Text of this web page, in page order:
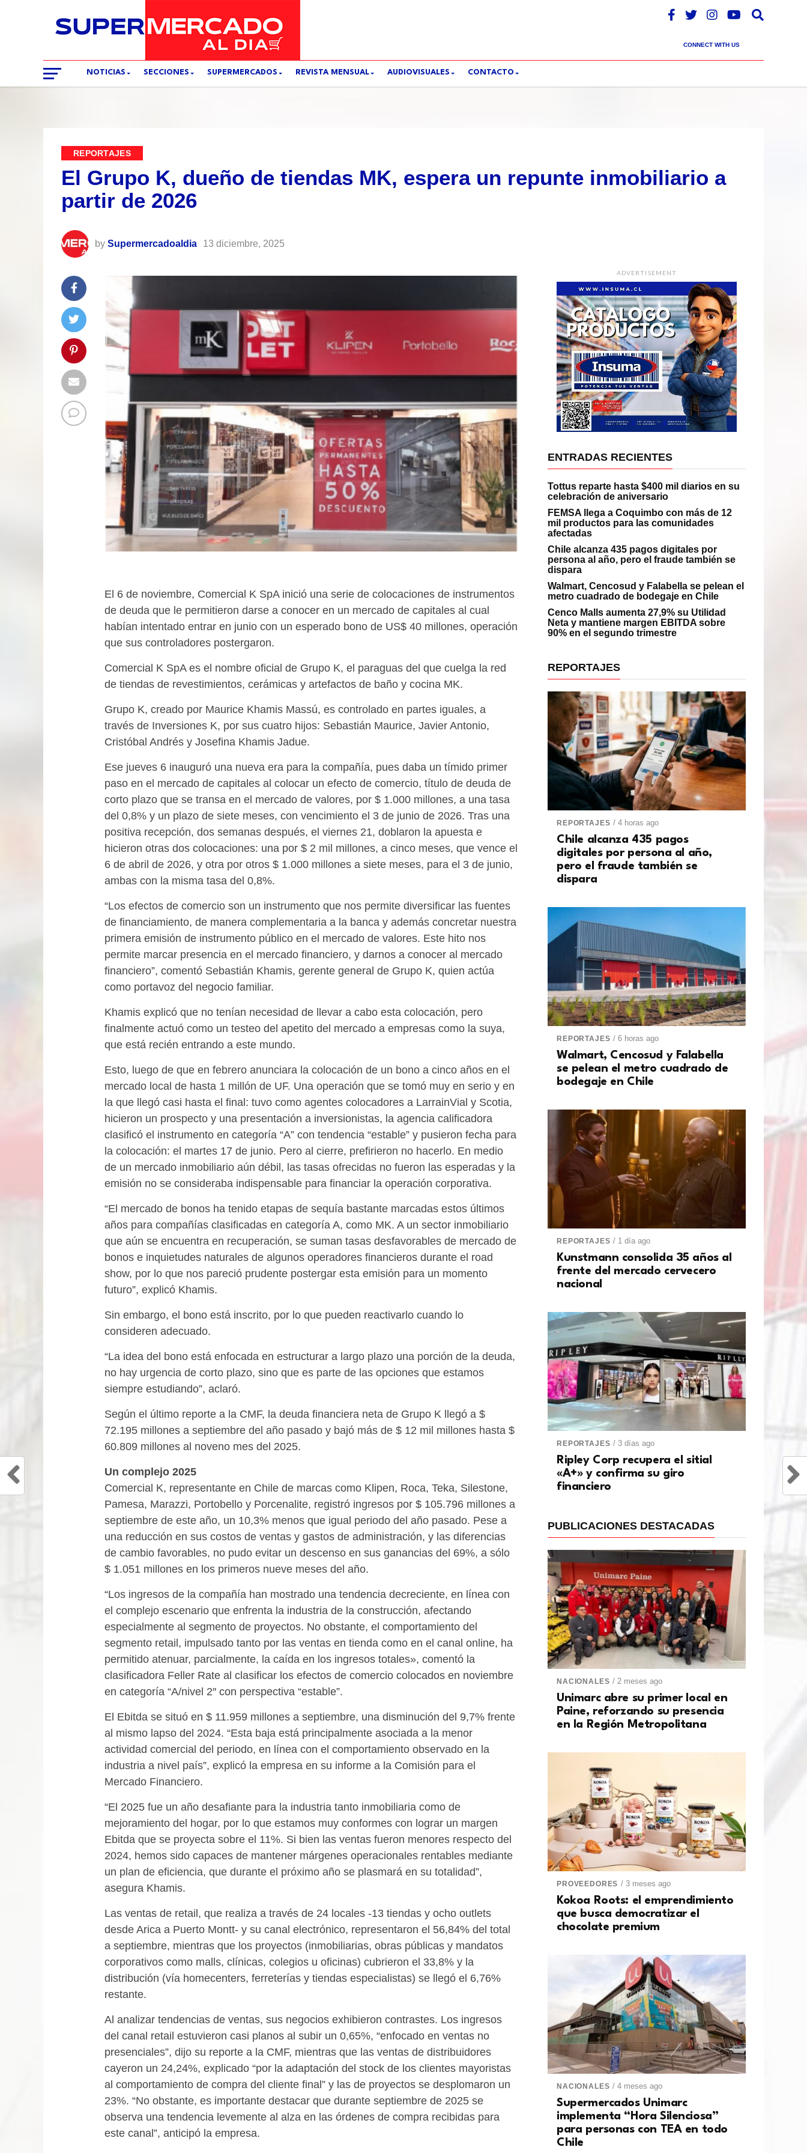
CONNECT WITH US
NOTICIAS SECCIONES SUPERMERCADOS REVISTA MENSUAL AUDIOVISUALES CONTACTO
REPORTAJES
El Grupo K, dueño de tiendas MK, espera un repunte inmobiliario a
partir de 2026
by Supermercadoaldia 13 diciembre, 2025
El 6 de noviembre, Comercial K SpA inició una serie de colocaciones de instrumentos
de deuda que le permitieron darse a conocer en un mercado de capitales al cual
habían intentado entrar en junio con un esperado bono de US$ 40 millones, operación
que sus controladores postergaron.
Comercial K SpA es el nombre oficial de Grupo K, el paraguas del que cuelga la red
de tiendas de revestimientos, cerámicas y artefactos de baño y cocina MK.
Grupo K, creado por Maurice Khamis Massú, es controlado en partes iguales, a
través de Inversiones K, por sus cuatro hijos: Sebastián Maurice, Javier Antonio,
Cristóbal Andrés y Josefina Khamis Jadue.
Ese jueves 6 inauguró una nueva era para la compañía, pues daba un tímido primer
paso en el mercado de capitales al colocar un efecto de comercio, título de deuda de
corto plazo que se transa en el mercado de valores, por $ 1.000 millones, a una tasa
del 0,8% y un plazo de siete meses, con vencimiento el 3 de junio de 2026. Tras una
positiva recepción, dos semanas después, el viernes 21, doblaron la apuesta e
hicieron otras dos colocaciones: una por $ 2 mil millones, a cinco meses, que vence el
6 de abril de 2026, y otra por otros $ 1.000 millones a siete meses, para el 3 de junio,
ambas con la misma tasa del 0,8%.
“Los efectos de comercio son un instrumento que nos permite diversificar las fuentes
de financiamiento, de manera complementaria a la banca y además concretar nuestra
primera emisión de instrumento público en el mercado de valores. Este hito nos
permite marcar presencia en el mercado financiero, y darnos a conocer al mercado
financiero”, comentó Sebastián Khamis, gerente general de Grupo K, quien actúa
como portavoz del negocio familiar.
Khamis explicó que no tenían necesidad de llevar a cabo esta colocación, pero
finalmente actuó como un testeo del apetito del mercado a empresas como la suya,
que está recién entrando a este mundo.
Esto, luego de que en febrero anunciara la colocación de un bono a cinco años en el
mercado local de hasta 1 millón de UF. Una operación que se tomó muy en serio y en
la que llegó casi hasta el final: tuvo como agentes colocadores a LarrainVial y Scotia,
hicieron un prospecto y una presentación a inversionistas, la agencia calificadora
clasificó el instrumento en categoría “A” con tendencia “estable” y pusieron fecha para
la colocación: el martes 17 de junio. Pero al cierre, prefirieron no hacerlo. En medio
de un mercado inmobiliario aún débil, las tasas ofrecidas no fueron las esperadas y la
emisión no se consideraba indispensable para financiar la operación corporativa.
“El mercado de bonos ha tenido etapas de sequía bastante marcadas estos últimos
años para compañías clasificadas en categoría A, como MK. A un sector inmobiliario
que aún se encuentra en recuperación, se suman tasas desfavorables de mercado de
bonos e inquietudes naturales de algunos operadores financieros durante el road
show, por lo que nos pareció prudente postergar esta emisión para un momento
futuro”, explicó Khamis.
Sin embargo, el bono está inscrito, por lo que pueden reactivarlo cuando lo
consideren adecuado.
“La idea del bono está enfocada en estructurar a largo plazo una porción de la deuda,
no hay urgencia de corto plazo, sino que es parte de las opciones que estamos
siempre estudiando”, aclaró.
Según el último reporte a la CMF, la deuda financiera neta de Grupo K llegó a $
72.195 millones a septiembre del año pasado y bajó más de $ 12 mil millones hasta $
60.809 millones al noveno mes del 2025.
Un complejo 2025
Comercial K, representante en Chile de marcas como Klipen, Roca, Teka, Silestone,
Pamesa, Marazzi, Portobello y Porcenalite, registró ingresos por $ 105.796 millones a
septiembre de este año, un 10,3% menos que igual periodo del año pasado. Pese a
una reducción en sus costos de ventas y gastos de administración, y las diferencias
de cambio favorables, no pudo evitar un descenso en sus ganancias del 69%, a sólo
$ 1.051 millones en los primeros nueve meses del año.
“Los ingresos de la compañía han mostrado una tendencia decreciente, en línea con
el complejo escenario que enfrenta la industria de la construcción, afectando
especialmente al segmento de proyectos. No obstante, el comportamiento del
segmento retail, impulsado tanto por las ventas en tienda como en el canal online, ha
permitido atenuar, parcialmente, la caída en los ingresos totales», comentó la
clasificadora Feller Rate al clasificar los efectos de comercio colocados en noviembre
en categoría “A/nivel 2″ con perspectiva “estable”.
El Ebitda se situó en $ 11.959 millones a septiembre, una disminución del 9,7% frente
al mismo lapso del 2024. “Esta baja está principalmente asociada a la menor
actividad comercial del periodo, en línea con el comportamiento observado en la
industria a nivel país”, explicó la empresa en su informe a la Comisión para el
Mercado Financiero.
“El 2025 fue un año desafiante para la industria tanto inmobiliaria como de
mejoramiento del hogar, por lo que estamos muy conformes con lograr un margen
Ebitda que se proyecta sobre el 11%. Si bien las ventas fueron menores respecto del
2024, hemos sido capaces de mantener márgenes operacionales rentables mediante
un plan de eficiencia, que durante el próximo año se plasmará en su totalidad”,
asegura Khamis.
Las ventas de retail, que realiza a través de 24 locales -13 tiendas y ocho outlets
desde Arica a Puerto Montt- y su canal electrónico, representaron el 56,84% del total
a septiembre, mientras que los proyectos (inmobiliarias, obras públicas y mandatos
corporativos como malls, clínicas, colegios u oficinas) cubrieron el 33,8% y la
distribución (vía homecenters, ferreterías y tiendas especialistas) se llegó el 6,76%
restante.
Al analizar tendencias de ventas, sus negocios exhibieron contrastes. Los ingresos
del canal retail estuvieron casi planos al subir un 0,65%, “enfocado en ventas no
presenciales”, dijo su reporte a la CMF, mientras que las ventas de distribuidores
cayeron un 24,24%, explicado “por la adaptación del stock de los clientes mayoristas
al comportamiento de compra del cliente final” y las de proyectos se desplomaron un
23%. “No obstante, es importante destacar que durante septiembre de 2025 se
observa una tendencia levemente al alza en las órdenes de compra recibidas para
este canal”, anticipó la empresa.
ADVERTISEMENT
ENTRADAS RECIENTES
Tottus reparte hasta $400 mil diarios en su
celebración de aniversario
FEMSA llega a Coquimbo con más de 12
mil productos para las comunidades
afectadas
Chile alcanza 435 pagos digitales por
persona al año, pero el fraude también se
dispara
Walmart, Cencosud y Falabella se pelean el
metro cuadrado de bodegaje en Chile
Cenco Malls aumenta 27,9% su Utilidad
Neta y mantiene margen EBITDA sobre
90% en el segundo trimestre
REPORTAJES
REPORTAJES / 4 horas ago
Chile alcanza 435 pagos
digitales por persona al año,
pero el fraude también se
dispara
REPORTAJES / 6 horas ago
Walmart, Cencosud y Falabella
se pelean el metro cuadrado de
bodegaje en Chile
REPORTAJES / 1 día ago
Kunstmann consolida 35 años al
frente del mercado cervecero
nacional
REPORTAJES / 3 días ago
Ripley Corp recupera el sitial
«A+» y confirma su giro
financiero
PUBLICACIONES DESTACADAS
NACIONALES / 2 meses ago
Unimarc abre su primer local en
Paine, reforzando su presencia
en la Región Metropolitana
PROVEEDORES / 3 meses ago
Kokoa Roots: el emprendimiento
que busca democratizar el
chocolate premium
NACIONALES / 4 meses ago
Supermercados Unimarc
implementa “Hora Silenciosa”
para personas con TEA en todo
Chile